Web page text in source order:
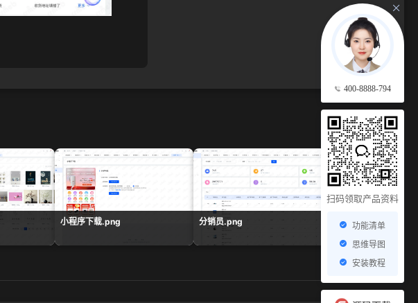
400-8888-794
扫码领取产品资料
功能清单
思维导图
安装教程
查看更多 →
小程序下载.png 分销员.png 余额统计.png